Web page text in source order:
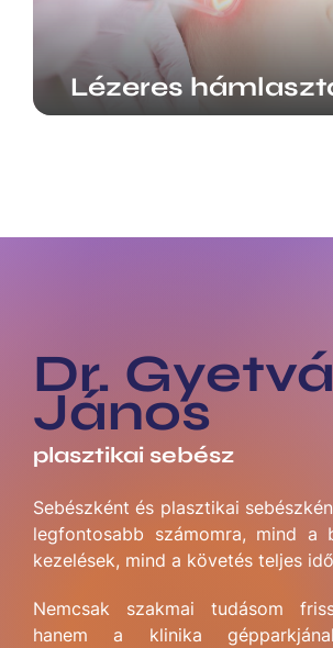
Lézeres
Dr.
János
plasztikai sebész
Sebészként és plasztikai
legfontosabb számomra, mind a
kezelések, mind a követés teljes
Nemcsak szakmai tudásom
hanem a klinika